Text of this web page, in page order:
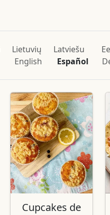
Lietuvių Latviešu
English Español
Cupcakes de